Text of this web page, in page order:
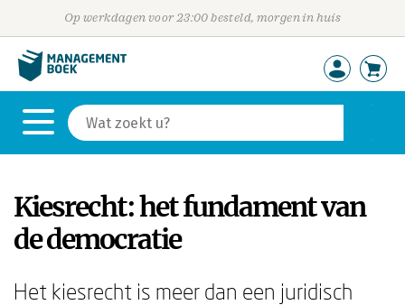
Op werkdagen voor 23:00 besteld, morgen in huis
Kiesrecht: het fundament van
de democratie
Het kiesrecht is meer dan een juridisch